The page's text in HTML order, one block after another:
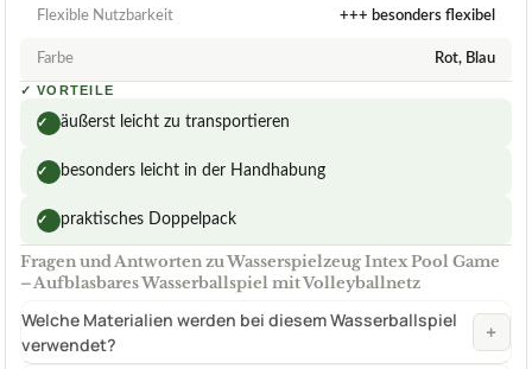
Flexible Nutzbarkeit +++ besonders flexibel
Farbe Rot, Blau
✓ VORTEILE
✓ äußerst leicht zu transportieren
✓ besonders leicht in der Handhabung
✓ praktisches Doppelpack
Fragen und Antworten zu Wasserspielzeug Intex Pool Game
– Aufblasbares Wasserballspiel mit Volleyballnetz
Welche Materialien werden bei diesem Wasserballspiel
verwendet?
+